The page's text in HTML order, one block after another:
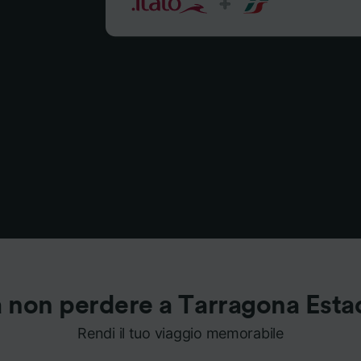
non perdere a Tarragona
Rendi il tuo viaggio memorabile